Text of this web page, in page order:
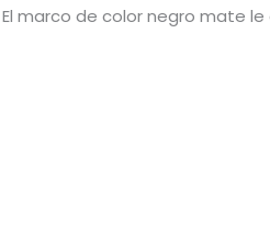
marco de color negro mate le